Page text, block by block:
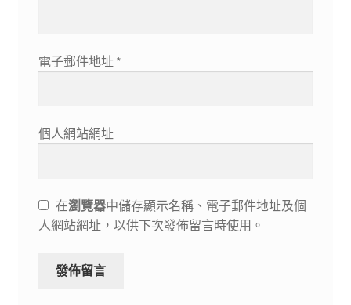
電子郵件地址 *
個人網站網址
在瀏覽器中儲存顯示名稱、電子郵件地址及個
人網站網址，以供下次發佈留言時使用。